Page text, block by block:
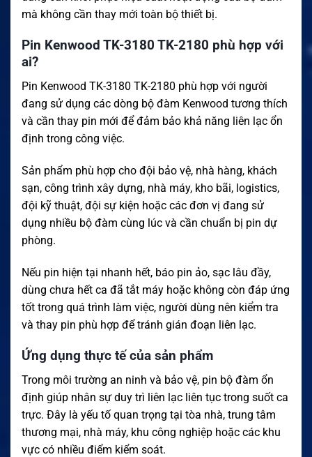
mà không cần thay mới toàn bộ thiết bị.
Pin Kenwood TK-3180 TK-2180 phù hợp với
ai?
Pin Kenwood TK-3180 TK-2180 phù hợp với người
đang sử dụng các dòng bộ đàm Kenwood tương thích
và cần thay pin mới để đảm bảo khả năng liên lạc ổn
định trong công việc.
Sản phẩm phù hợp cho đội bảo vệ, nhà hàng, khách
sạn, công trình xây dựng, nhà máy, kho bãi, logistics,
đội kỹ thuật, đội sự kiện hoặc các đơn vị đang sử
dụng nhiều bộ đàm cùng lúc và cần chuẩn bị pin dự
phòng.
Nếu pin hiện tại nhanh hết, báo pin ảo, sạc lâu đầy,
dùng chưa hết ca đã tắt máy hoặc không còn đáp ứng
tốt trong quá trình làm việc, người dùng nên kiểm tra
và thay pin phù hợp để tránh gián đoạn liên lạc.
Ứng dụng thực tế của sản phẩm
Trong môi trường an ninh và bảo vệ, pin bộ đàm ổn
định giúp nhân sự duy trì liên lạc liên tục trong suốt ca
trực. Đây là yếu tố quan trọng tại tòa nhà, trung tâm
thương mại, nhà máy, khu công nghiệp hoặc các khu
vực có nhiều điểm kiểm soát.